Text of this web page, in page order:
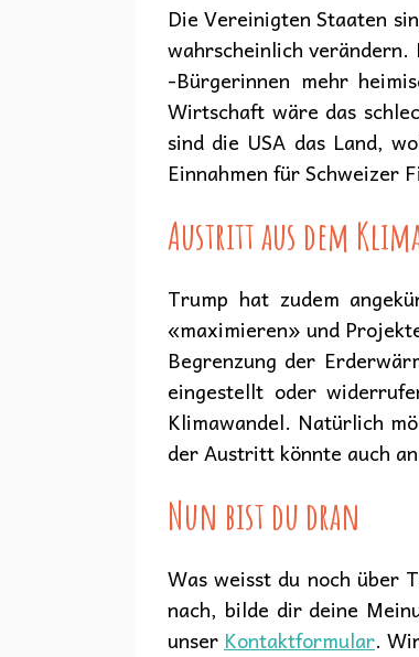
Die Vereinigten Staaten
wahrscheinlich
-Bürgerinnen mehr
Wirtschaft wäre das
sind die USA das Land,
Einnahmen für Schweizer
Austritt aus dem
Trump hat zudem
«maximieren» und
Begrenzung der
eingestellt oder
Klimawandel. Natürlich
der Austritt könnte auch
Nun bist du dran
Was weisst du noch über
nach, bilde dir deine
unser Kontaktformular.